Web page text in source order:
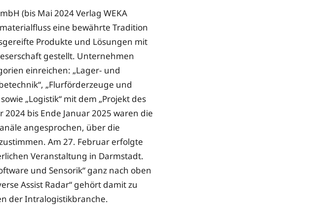
(bis Mai 2024 Verlag WEKA
eine bewährte Tradition
Produkte und Lösungen mit
gestellt. Unternehmen
einreichen: „Lager- und
„Flurförderzeuge und
„Logistik“ mit dem „Projekt des
bis Ende Januar 2025 waren die
angesprochen, über die
Am 27. Februar erfolgte
Veranstaltung in Darmstadt.
und Sensorik“ ganz nach oben
Assist Radar“ gehört damit zu
der Intralogistikbranche.